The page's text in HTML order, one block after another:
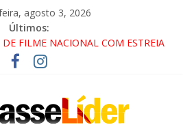
agosto 3, 2026
Últimos:
DE FILME NACIONAL COM ESTREIA
DUTRA SERÁ BLOQUEADO NO FIM